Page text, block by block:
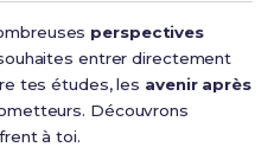
perspectives
entrer directement
tes études, les avenir après
Découvrons
à toi.